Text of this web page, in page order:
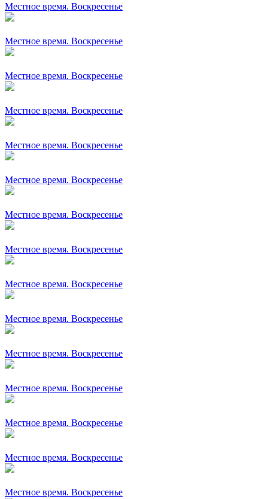
Местное время. Воскресенье
Местное время. Воскресенье
Местное время. Воскресенье
Местное время. Воскресенье
Местное время. Воскресенье
Местное время. Воскресенье
Местное время. Воскресенье
Местное время. Воскресенье
Местное время. Воскресенье
Местное время. Воскресенье
Местное время. Воскресенье
Местное время. Воскресенье
Местное время. Воскресенье
Местное время. Воскресенье
Местное время. Воскресенье